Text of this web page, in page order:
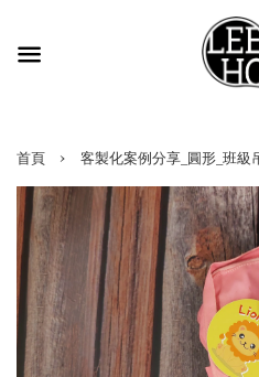
首頁 › 客製化案例分享_圓形_班級